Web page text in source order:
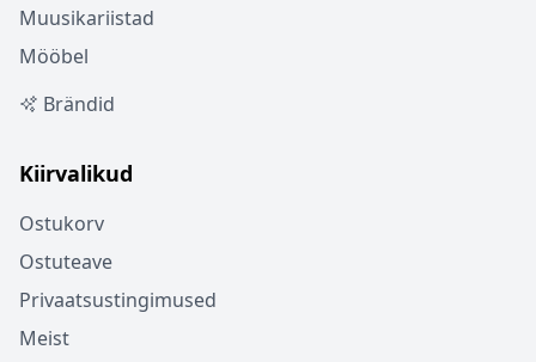
Muusikariistad
Mööbel
Brändid
Kiirvalikud
Ostukorv
Ostuteave
Privaatsustingimused
Meist